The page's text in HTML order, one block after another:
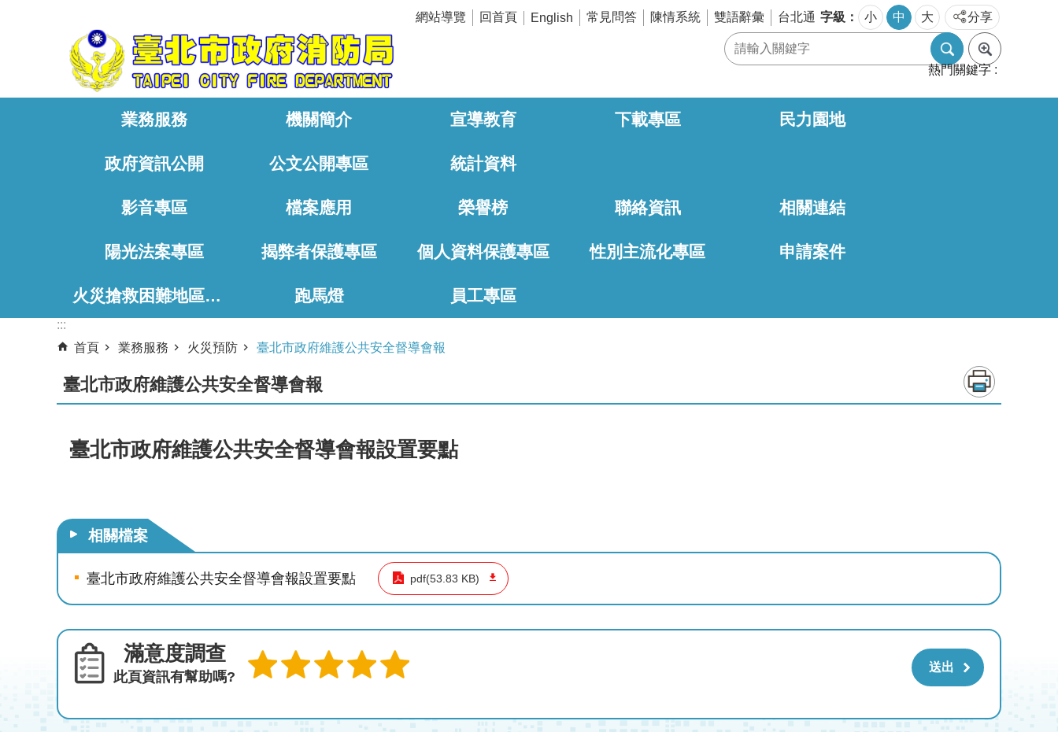
網站導覽 回首頁 English 常見問答 陳情系統 雙語辭彙 台北通 字級 小 中 大 分享
熱門關鍵字
業務服務 機關簡介 宣導教育 下載專區 民力園地
政府資訊公開 公文公開專區 統計資料
影音專區 檔案應用 榮譽榜 聯絡資訊 相關連結
陽光法案專區 揭弊者保護專區 個人資料保護專區 性別主流化專區 申請案件
火災搶救困難地區、消防通道相關資料 跑馬燈 員工專區
:::
首頁
業務服務 火災預防 臺北市政府維護公共安全督導會報
臺北市政府維護公共安全督導會報
臺北市政府維護公共安全督導會報設置要點
相關檔案
臺北市政府維護公共安全督導會報設置要點 pdf(53.83 KB)
滿意度調查
此頁資訊有幫助嗎?